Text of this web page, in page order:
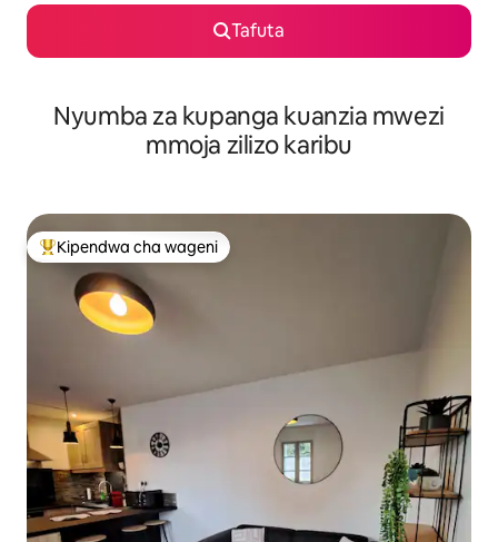
Tafuta
Nyumba za kupanga kuanzia mwezi
mmoja zilizo karibu
Kipendwa maarufu cha wageni
Kipendwa cha wageni